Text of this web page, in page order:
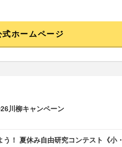
式ホームページ
川柳キャンペーン
！ 夏休み自由研究コンテスト《小・